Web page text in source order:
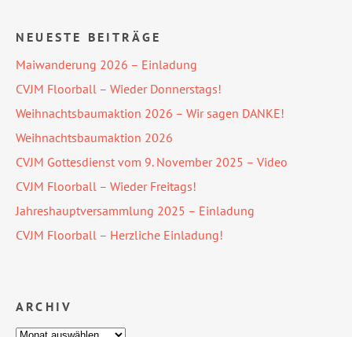
NEUESTE BEITRÄGE
Maiwanderung 2026 – Einladung
CVJM Floorball – Wieder Donnerstags!
Weihnachtsbaumaktion 2026 – Wir sagen DANKE!
Weihnachtsbaumaktion 2026
CVJM Gottesdienst vom 9. November 2025 – Video
CVJM Floorball – Wieder Freitags!
Jahreshauptversammlung 2025 – Einladung
CVJM Floorball – Herzliche Einladung!
ARCHIV